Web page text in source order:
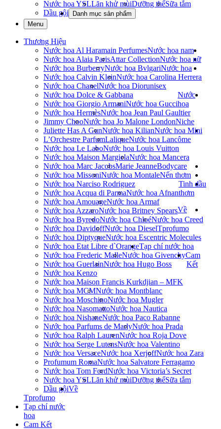
Nước hoa YSLLăn khử mùiDưỡng thểSữa tắm
Dầu gội
Danh mục sản phẩm
Menu
Thương Hiệu
Nước hoa Al Haramain Perfumes
Nước hoa Alaia ParisAttar Collection
Nước hoa BurberryNước hoa Bvlgari
Nước hoa Calvin KleinNước hoa Carolina Herrera
Nước hoa ChanelNước hoa Dior
Nước hoa Dolce & Gabbana
Nước hoa Giorgio ArmaniNước hoa Gucci
Nước hoa HermèsNước hoa Jean Paul Gaultier
Jimmy ChooNước hoa Jo Malone London
Juliette Has A GunNước hoa Kilian
L’Orchestre ParfumLaliqueNước hoa Lancôme
Nước hoa Le LaboNước hoa Louis Vuitton
Nước hoa Maison MargielaNước hoa Mancera
Nước hoa Marc JacobsMarie Jeanne
Nước hoa MissoniNước hoa Montale
Nước hoa Narciso Rodriguez
Nước hoa Acqua di ParmaNước hoa Afnan
Nước hoa AmouageNước hoa Armaf
Nước hoa AzzaroNước hoa Britney Spears
Nước hoa ByredoNước hoa ChloéNước hoa Creed
Nước hoa DavidoffNước hoa Diesel
Nước hoa DiptyqueNước hoa Escentric Molecules
Nước hoa Etat Libre d`Orange
Nước hoa Frederic MalleNước hoa Givenchy
Nước hoa GuerlainNước hoa Hugo Boss
Nước hoa Kenzo
Nước hoa Maison Francis Kurkdjian – MFK
Nước hoa MCMNước hoa Montblanc
Nước hoa MoschinoNước hoa Mugler
Nước hoa NasomattoNước hoa Nautica
Nước hoa NishaneNước hoa Paco Rabanne
Nước hoa Parfums de MarlyNước hoa Prada
Nước hoa Ralph LaurenNước hoa Roja Dove
Nước hoa Serge LutensNước hoa Valentino
Nước hoa VersaceNước hoa XerjoffNước hoa Zara
Profumum RomaNước hoa Salvatore Ferragamo
Nước hoa Tom FordNước hoa Victoria’s Secret
Nước hoa YSL
Nước hoa nam
Nước hoa nữ
Nước hoa
unisex
Nước
hoa
Niche
Nước hoa Mini
Bodycare
Lăn khử mùiDưỡng thểSữa tắm
Dầu gội
Nến thơm
Tinh dầu
thơm
Về
Tprofumo
Tạp chí nước hoa
Cam
Kết
Về
Tprofumo
Tạp chí nước
hoa
Cam Kết